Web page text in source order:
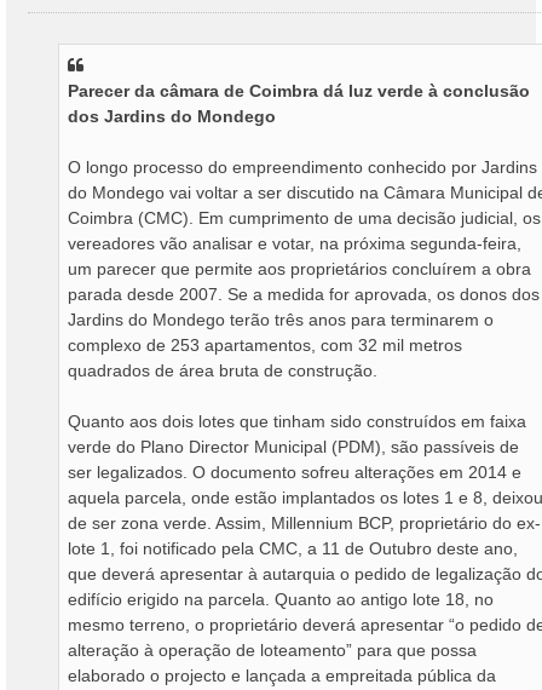
e
Parecer da câmara de Coimbra dá luz verde à conclusão
dos Jardins do Mondego
O longo processo do empreendimento conhecido por Jardins
do Mondego vai voltar a ser discutido na Câmara Municipal
Coimbra (CMC). Em cumprimento de uma decisão judicial, os
vereadores vão analisar e votar, na próxima segunda-feira,
um parecer que permite aos proprietários concluírem a obra
parada desde 2007. Se a medida for aprovada, os donos dos
Jardins do Mondego terão três anos para terminarem o
complexo de 253 apartamentos, com 32 mil metros
quadrados de área bruta de construção.
Quanto aos dois lotes que tinham sido construídos em faixa
verde do Plano Director Municipal (PDM), são passíveis de
ser legalizados. O documento sofreu alterações em 2014 e
aquela parcela, onde estão implantados os lotes 1 e 8, deixou
de ser zona verde. Assim, Millennium BCP, proprietário do ex-
lote 1, foi notificado pela CMC, a 11 de Outubro deste ano,
que deverá apresentar à autarquia o pedido de legalização
edifício erigido na parcela. Quanto ao antigo lote 18, no
mesmo terreno, o proprietário deverá apresentar “o pedido
alteração à operação de loteamento” para que possa
elaborado o projecto e lançada a empreitada pública da